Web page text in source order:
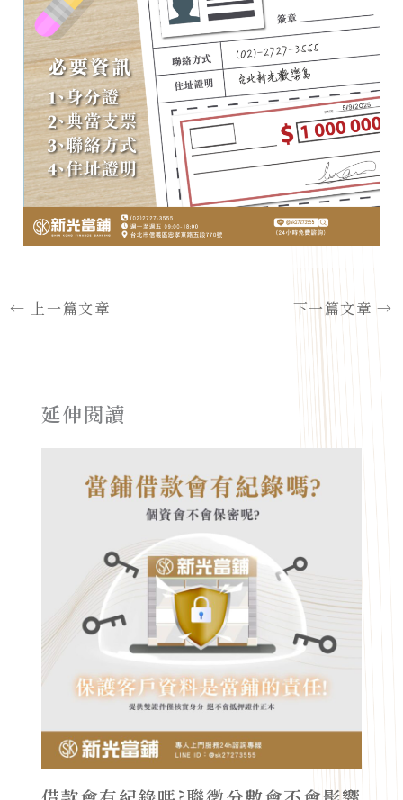
← 上一篇文章 下一篇文章→
延伸閱讀